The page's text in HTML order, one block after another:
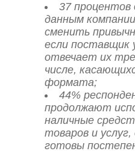
37
данным
сменить
если поставщик
отвечает их
числе,
формата;
44%
продолжают
наличные
товаров и
готовы